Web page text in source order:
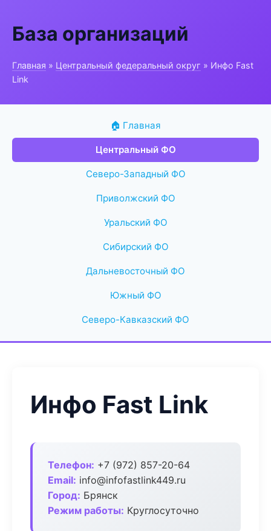
База организаций
Главная » Центральный федеральный округ » Инфо Fast
Link
🏠 Главная
Центральный ФО
Северо-Западный ФО
Приволжский ФО
Уральский ФО
Сибирский ФО
Дальневосточный ФО
Южный ФО
Северо-Кавказский ФО
Инфо Fast Link
Телефон: +7 (972) 857-20-64
Email: info@infofastlink449.ru
Город: Брянск
Режим работы: Круглосуточно